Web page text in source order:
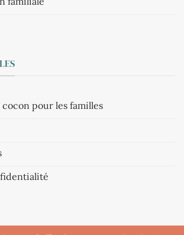
cocon pour les familles